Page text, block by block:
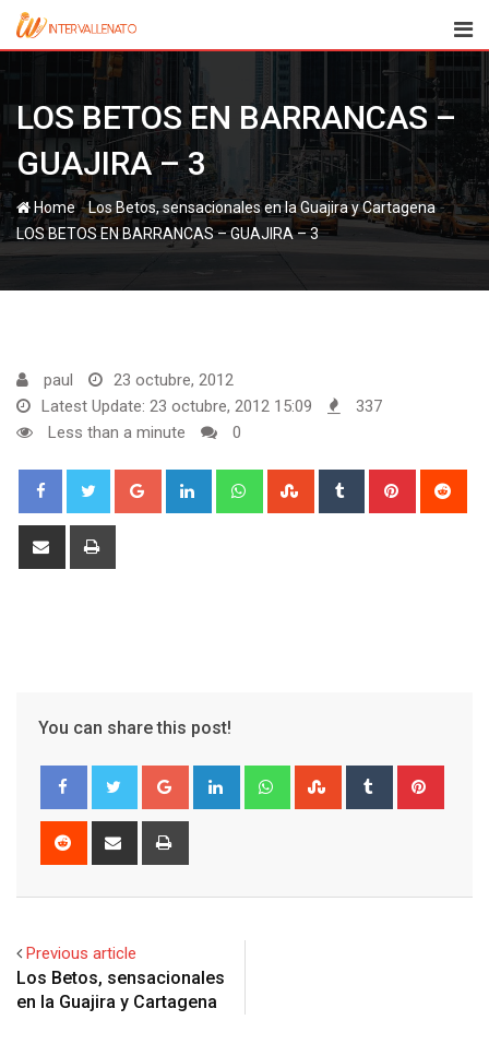
Skip
LOS BETOS EN BARRANCAS –
GUAJIRA – 3
Home-Los Betos, sensacionales en la Guajira y Cartagena-
LOS BETOS EN BARRANCAS – GUAJIRA – 3
paul
23 octubre, 2012
Latest Update: 23 octubre, 2012 15:09
337
Less than a minute
0
Google+ LinkedIn WhatsappStumbleUpon
Tumblr Pinterest
Share
You can share this post!
Google+ LinkedIn WhatsappStumbleUpon
Tumblr
Reddit
Share
Previous article
Los Betos, sensacionales
en la Guajira y Cartagena